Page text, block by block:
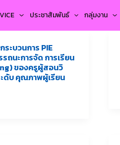
ประชาสัมพันธ์ กลุ่มงาน
ะบวนการ PIE
ถนะการจัด การเรียน
ของครูผู้สอนวิ
ดับ คุณภาพผู้เรียน